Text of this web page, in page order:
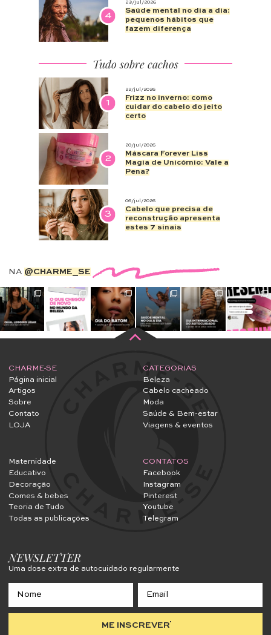
4
28/jul/2026
Saúde mental no dia a dia:
pequenos hábitos que
fazem diferença
Tudo sobre cachos
1
22/jul/2026
Frizz no inverno: como
cuidar do cabelo do jeito
certo
2
20/jul/2026
Máscara Forever Liss
Magia de Unicórnio: Vale a
Pena?
3
06/jul/2026
Cabelo que precisa de
reconstrução apresenta
estes 7 sinais
NA @CHARME_SE
CHARME-SE
Página inicial
Artigos
Sobre
Contato
LOJA
CATEGORIAS
Beleza
Cabelo cacheado
Moda
Saúde & Bem-estar
Viagens & eventos
Maternidade
Educativo
Decoração
Comes & bebes
Teoria de Tudo
Todas as publicações
CONTATOS
Facebook
Instagram
Pinterest
Youtube
Telegram
NEWSLETTER
Uma dose extra de autocuidado regularmente
ME INSCREVER